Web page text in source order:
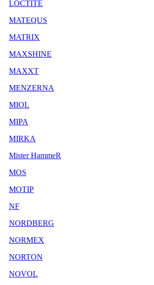
LOCTITE
MATEQUS
MATRIX
MAXSHINE
MAXXT
MENZERNA
MIOL
MIPA
MIRKA
Mister HammeR
MOS
MOTIP
NF
NORDBERG
NORMEX
NORTON
NOVOL